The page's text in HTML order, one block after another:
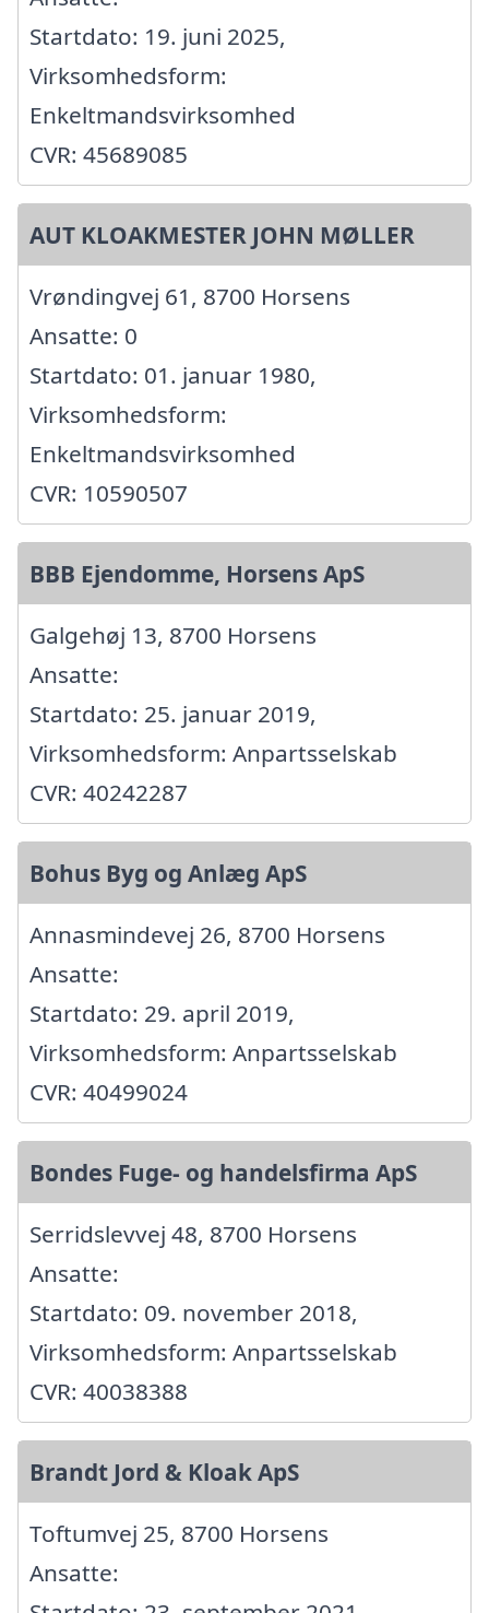
Startdato: 19. juni 2025,
Virksomhedsform:
Enkeltmandsvirksomhed
CVR: 45689085
AUT KLOAKMESTER JOHN MØLLER
Vrøndingvej 61, 8700 Horsens
Ansatte: 0
Startdato: 01. januar 1980,
Virksomhedsform:
Enkeltmandsvirksomhed
CVR: 10590507
BBB Ejendomme, Horsens ApS
Galgehøj 13, 8700 Horsens
Ansatte:
Startdato: 25. januar 2019,
Virksomhedsform: Anpartsselskab
CVR: 40242287
Bohus Byg og Anlæg ApS
Annasmindevej 26, 8700 Horsens
Ansatte:
Startdato: 29. april 2019,
Virksomhedsform: Anpartsselskab
CVR: 40499024
Bondes Fuge- og handelsfirma ApS
Serridslevvej 48, 8700 Horsens
Ansatte:
Startdato: 09. november 2018,
Virksomhedsform: Anpartsselskab
CVR: 40038388
Brandt Jord & Kloak ApS
Toftumvej 25, 8700 Horsens
Ansatte: